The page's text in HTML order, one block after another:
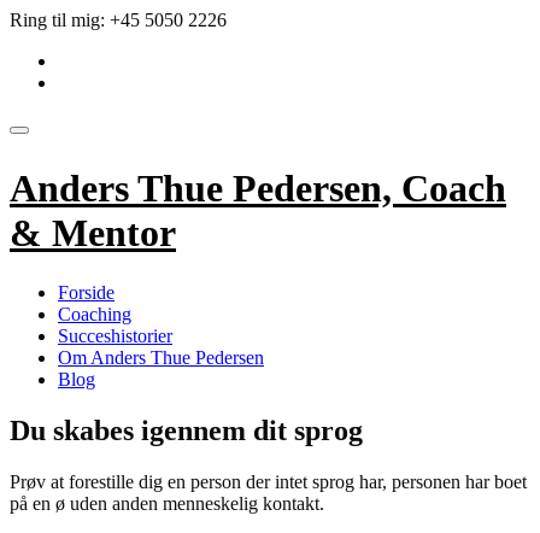
Videre
indhold
Ring til mig: +45 5050 2226
Skift
Anders Thue Pedersen, Coach
& Mentor
Forside
Coaching
Succeshistorier
Om Anders Thue Pedersen
Blog
Du skabes igennem dit sprog
Prøv at forestille dig en person der intet sprog har, personen har boet
på en ø uden anden menneskelig kontakt.